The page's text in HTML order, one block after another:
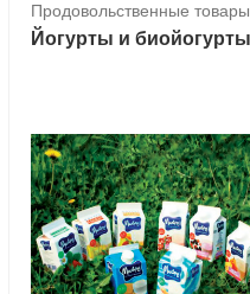
Продовольственные
Йогурты и биойогурты